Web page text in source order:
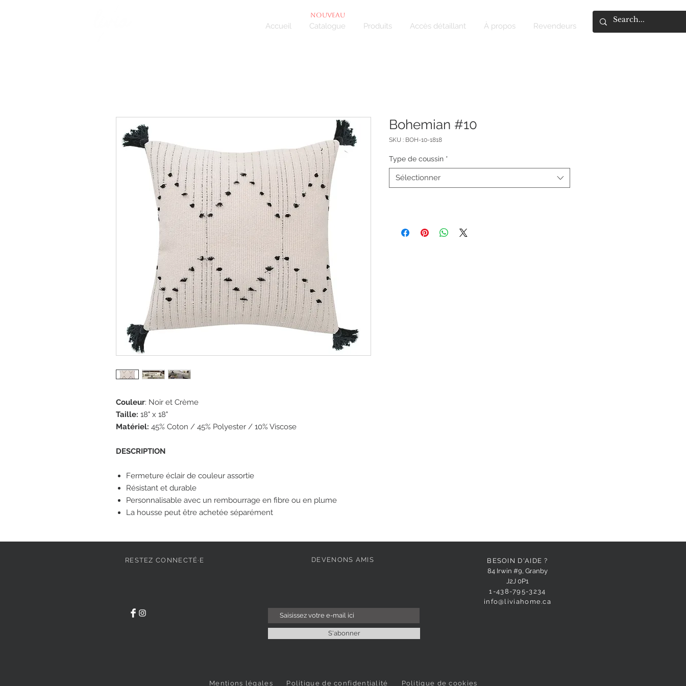
NOUVEAU
Accueil Catalogue Produits Accès détaillant À propos Revendeurs
Couleur: Noir et Crème
Taille: 18" x 18"
Matériel: 45% Coton / 45% Polyester / 10% Viscose
DESCRIPTION
Fermeture éclair de couleur assortie
Résistant et durable
Personnalisable avec un rembourrage en fibre ou en plume
La housse peut être achetée séparément
Bohemian #10
SKU : BOH-10-1818
Type de coussin *
Sélectionner
RESTEZ CONNECTÉ·E DEVENONS AMIS
S'abonner
BESOIN D'AIDE ?
84 Irwin #9, Granby
J2J 0P1
1-438-795-3234
info@liviahome.ca
Mentions légales Politique de confidentialité Politique de cookies